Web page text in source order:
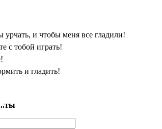
и чтобы меня все гладили!
с тобой играть!
и гладить!